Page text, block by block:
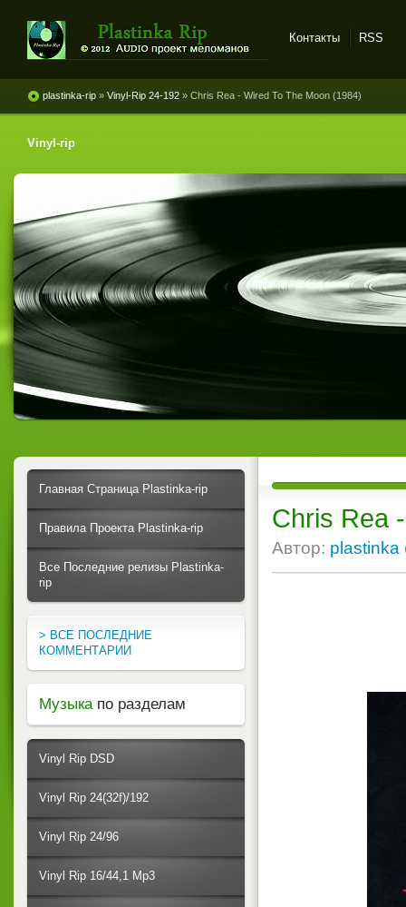
винила и магнитоальбомов
Контакты RSS
plastinka-rip » Vinyl-Rip 24-192 » Chris Rea - Wired To The Moon (1984)
Vinyl-rip
Chris Rea
Автор: plastinka
Главная Страница Plastinka-rip
Правила Проекта Plastinka-rip
Все Последние релизы Plastinka-
rip
> ВСЕ ПОСЛЕДНИЕ
КОММЕНТАРИИ
Музыка по разделам
Vinyl Rip DSD
Vinyl Rip 24(32f)/192
Vinyl Rip 24/96
Vinyl Rip 16/44,1 Mp3